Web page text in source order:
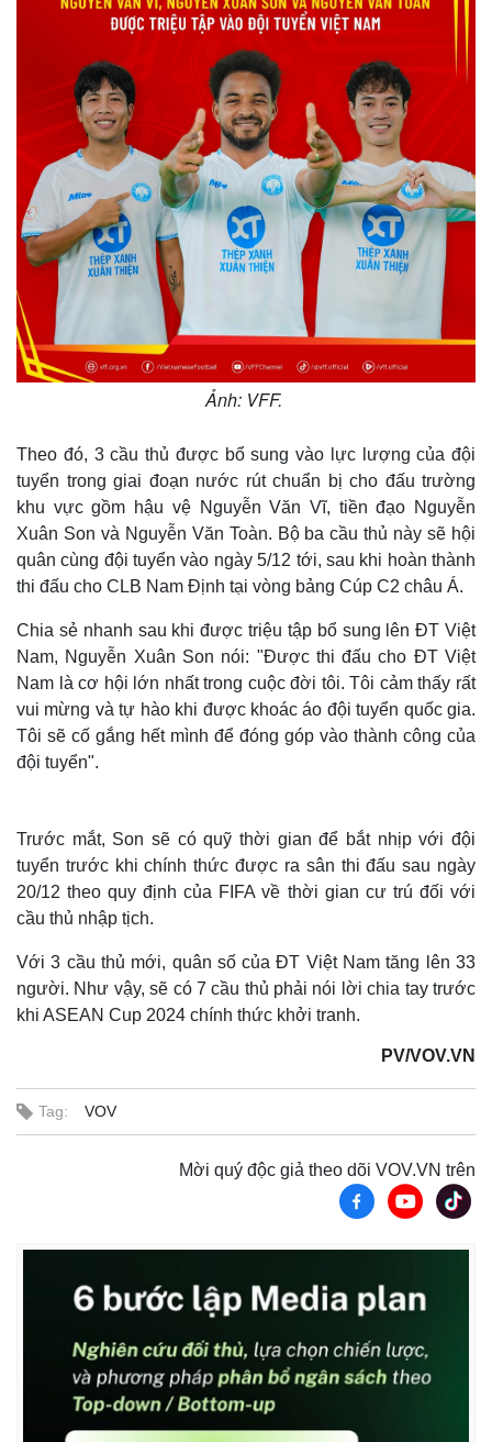
Thế giới
Multimedia
Ảnh: VFF.
Theo đó, 3 cầu thủ được bổ sung vào lực lượng của đội
tuyển trong giai đoạn nước rút chuẩn bị cho đấu trường
khu vực gồm hậu vệ Nguyễn Văn Vĩ, tiền đạo Nguyễn
Xuân Son và Nguyễn Văn Toàn. Bộ ba cầu thủ này sẽ hội
quân cùng đội tuyển vào ngày 5/12 tới, sau khi hoàn thành
thi đấu cho CLB Nam Định tại vòng bảng Cúp C2 châu Á.
Chia sẻ nhanh sau khi được triệu tập bổ sung lên ĐT Việt
Nam, Nguyễn Xuân Son nói: "Được thi đấu cho ĐT Việt
Nam là cơ hội lớn nhất trong cuộc đời tôi. Tôi cảm thấy rất
vui mừng và tự hào khi được khoác áo đội tuyển quốc gia.
Tôi sẽ cố gắng hết mình để đóng góp vào thành công của
đội tuyển".
Trước mắt, Son sẽ có quỹ thời gian để bắt nhịp với đội
tuyển trước khi chính thức được ra sân thi đấu sau ngày
20/12 theo quy định của FIFA về thời gian cư trú đối với
cầu thủ nhập tịch.
Với 3 cầu thủ mới, quân số của ĐT Việt Nam tăng lên 33
người. Như vậy, sẽ có 7 cầu thủ phải nói lời chia tay trước
khi ASEAN Cup 2024 chính thức khởi tranh.
PV/VOV.VN
Tag: VOV
Mời quý độc giả theo dõi VOV.VN trên